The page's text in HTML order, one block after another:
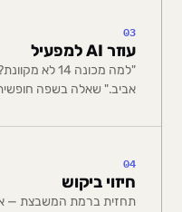
03
עוזר AI למפעיל
"למה מכונה
אביב." שאלה בשפה
04
חיזוי ביקוש
תחזית ברמת המשבצת —